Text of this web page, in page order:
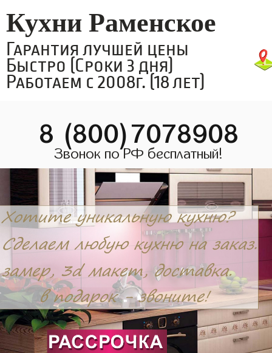
Кухни Раменское
Гарантия лучшей цены
Быстро (Сроки 3 дня)
Работаем с 2008г. (18 лет)
8 (800)7078908
Звонок по РФ бесплатный!